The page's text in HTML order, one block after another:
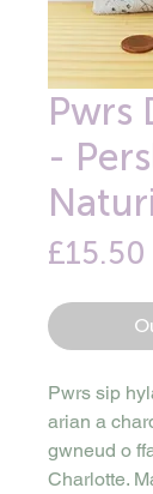
Pwrs
-
£15.50
Pwrs sip
arian a
gwneud o
Charlotte.